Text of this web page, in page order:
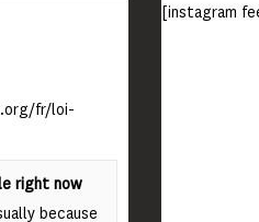
fr/loi-
right now
because
[instagram